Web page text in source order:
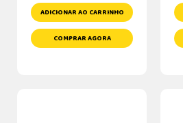
ADICIONAR AO CARRINHO
COMPRAR AGORA